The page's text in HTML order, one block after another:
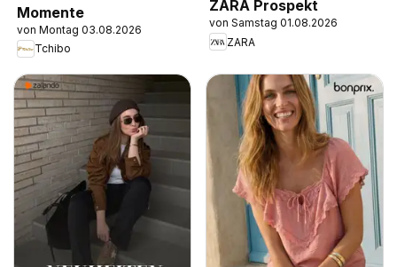
Momente
von Montag 03.08.2026
Tchibo
ZARA Prospekt
von Samstag 01.08.2026
ZARA